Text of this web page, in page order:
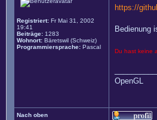
Registriert: Fr Mai 31, 2002
19:41
Beiträge: 1283
Wohnort: Bäretswil (Schweiz)
Programmiersprache: Pascal
https://
Bedienung
Du hast keine
OpenGL
Nach oben